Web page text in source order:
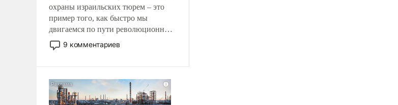
охраны израильских тюрем – это
пример того, как быстро мы
двигаемся по пути революционных
изменений. То, что несколько лет
назад было образом для
9 комментариев